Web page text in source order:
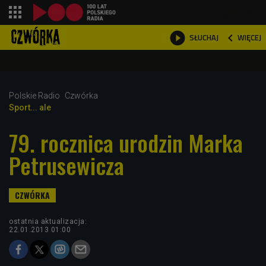
 SŁUCHAJ  WIĘCEJ

Polskie Radio
Czwórka
Sport... ale
79. rocznica urodzin Marka
Petrusewicza
ostatnia aktualizacja:
22.01.2013 01:00